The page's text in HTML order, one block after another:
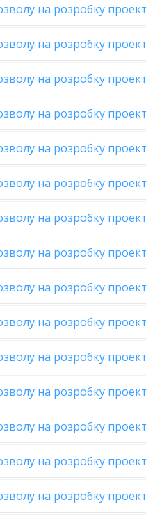
на розробку
на розробку
на розробку
на розробку
на розробку
на розробку
на розробку
на розробку
на розробку
на розробку
на розробку
на розробку
на розробку
на розробку
на розробку